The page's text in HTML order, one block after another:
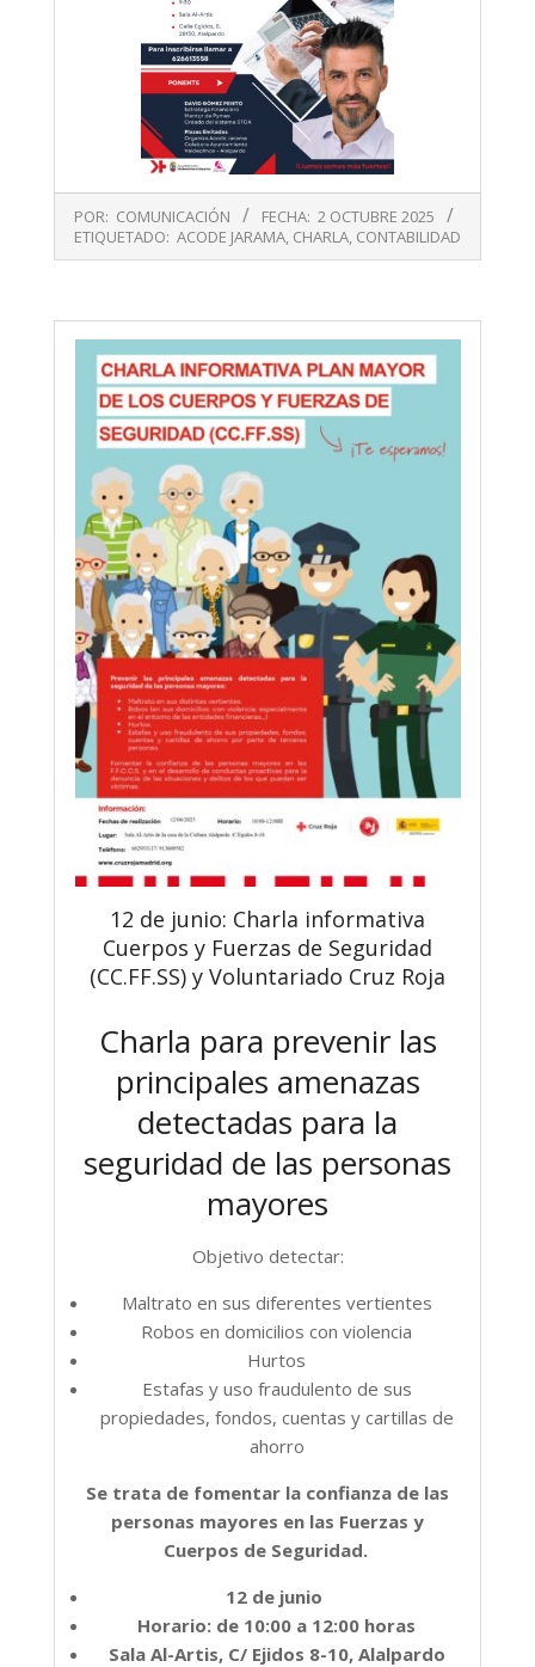
10-
02
POR: COMUNICACIÓN FECHA: 2 OCTUBRE 2025
ETIQUETADO: ACODE JARAMA, CHARLA, CONTABILIDAD
12 de junio: Charla informativa
Cuerpos y Fuerzas de Seguridad
(CC.FF.SS) y Voluntariado Cruz Roja
Charla para prevenir las
principales amenazas
detectadas para la
seguridad de las personas
mayores
Objetivo detectar:
Maltrato en sus diferentes vertientes
Robos en domicilios con violencia
Hurtos
Estafas y uso fraudulento de sus
propiedades, fondos, cuentas y cartillas de
ahorro
Se trata de fomentar la confianza de las
personas mayores en las Fuerzas y
Cuerpos de Seguridad.
12 de junio
Horario: de 10:00 a 12:00 horas
Sala Al-Artis, C/ Ejidos 8-10, Alalpardo